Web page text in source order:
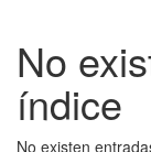
No
índice
No existen